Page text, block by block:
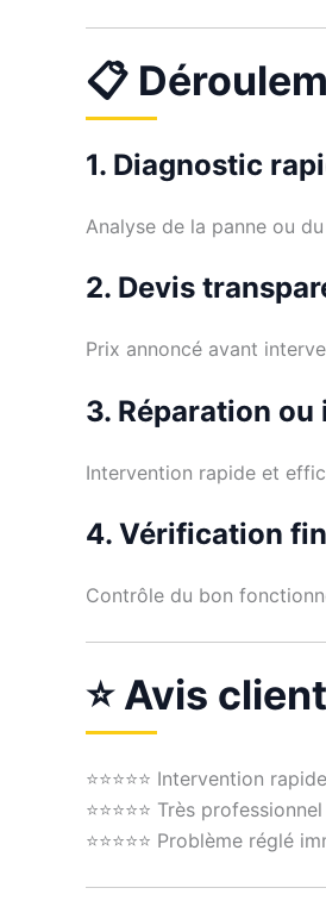
📋
1. Diagnostic
Analyse de la panne ou
2. Devis
Prix annoncé avant
3. Réparation
Intervention rapide et
4. Vérification
Contrôle du bon
⭐ Avis
⭐⭐⭐⭐⭐ Intervention
⭐⭐⭐⭐⭐ Très
⭐⭐⭐⭐⭐ Problème réglé